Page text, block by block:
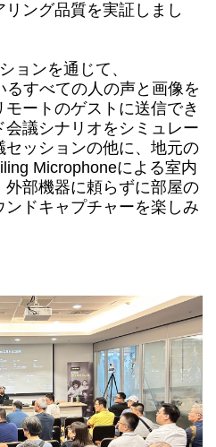
リング品質を実証しまし
ョンを通じて、
るすべての人の声と画像を
ートのゲストに送信でき
会議シナリオをシミュレー
セッションの他に、地元の
Microphoneによる室内
部機器に頼らずに部屋の
ンドキャプチャーを楽しみ